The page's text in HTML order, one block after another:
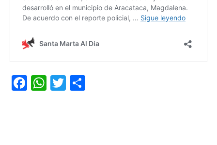
F
W T